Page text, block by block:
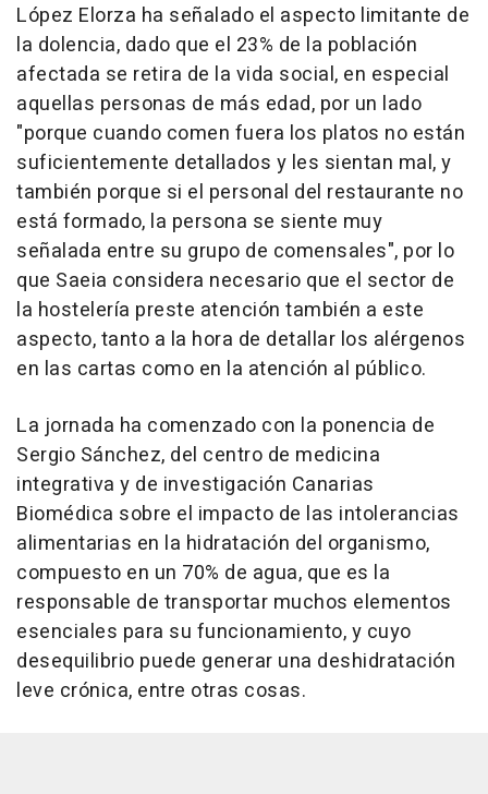
López Elorza ha señalado el aspecto limitante de
la dolencia, dado que el 23% de la población
afectada se retira de la vida social, en especial
aquellas personas de más edad, por un lado
"porque cuando comen fuera los platos no están
suficientemente detallados y les sientan mal, y
también porque si el personal del restaurante no
está formado, la persona se siente muy
señalada entre su grupo de comensales", por lo
que Saeia considera necesario que el sector de
la hostelería preste atención también a este
aspecto, tanto a la hora de detallar los alérgenos
en las cartas como en la atención al público.
La jornada ha comenzado con la ponencia de
Sergio Sánchez, del centro de medicina
integrativa y de investigación Canarias
Biomédica sobre el impacto de las intolerancias
alimentarias en la hidratación del organismo,
compuesto en un 70% de agua, que es la
responsable de transportar muchos elementos
esenciales para su funcionamiento, y cuyo
desequilibrio puede generar una deshidratación
leve crónica, entre otras cosas.